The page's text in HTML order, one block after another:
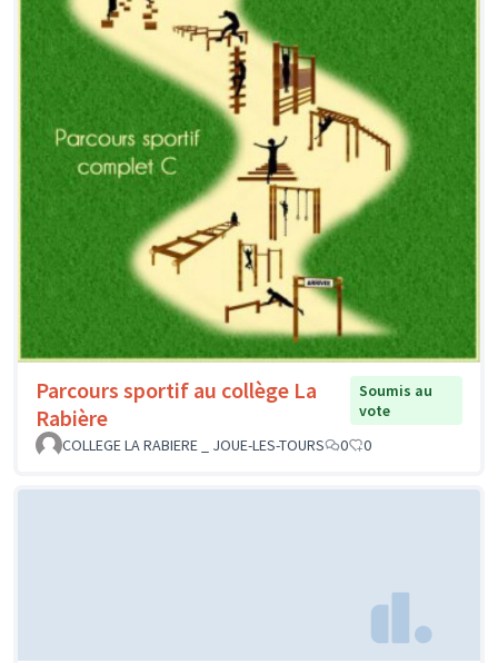
Parcours sportif au collège La
Rabière
Soumis au
vote
COLLEGE LA RABIERE _ JOUE-LES-TOURS
0 0